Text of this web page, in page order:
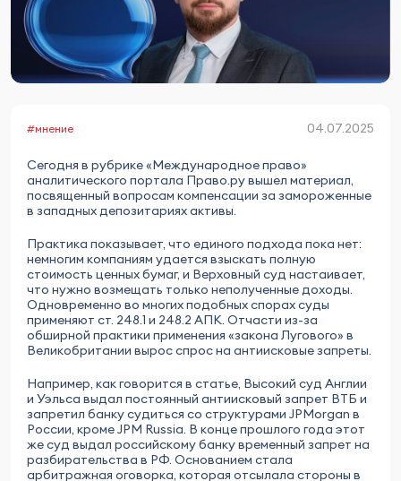
#мнение 04.07.2025
Сегодня в рубрике «Международное право»
аналитического портала Право.ру вышел материал,
посвященный вопросам компенсации за замороженные
в западных депозитариях активы.
Практика показывает, что единого подхода пока нет:
немногим компаниям удается взыскать полную
стоимость ценных бумаг, и Верховный суд настаивает,
что нужно возмещать только неполученные доходы.
Одновременно во многих подобных спорах суды
применяют ст. 248.1 и 248.2 АПК. Отчасти из-за
обширной практики применения «закона Лугового» в
Великобритании вырос спрос на антиисковые запреты.
Например, как говорится в статье, Высокий суд Англии
и Уэльса выдал постоянный антиисковый запрет ВТБ и
запретил банку судиться со структурами JPMorgan в
России, кроме JPM Russia. В конце прошлого года этот
же суд выдал российскому банку временный запрет на
разбирательства в РФ. Основанием стала
арбитражная оговорка, которая отсылала стороны в